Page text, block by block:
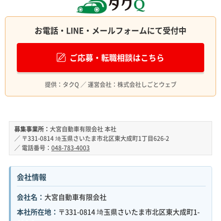
お電話・LINE・メールフォームにて受付中
ご応募・転職相談はこちら
提供：タクQ ／ 運営会社：株式会社しごとウェブ
募集事業所： 大宮自動車有限会社 本社
／ 〒331-0814 埼玉県さいたま市北区東大成町1丁目626-2
／ 電話番号： 048-783-4003
会社情報
会社名： 大宮自動車有限会社
本社所在地： 〒331-0814 埼玉県さいたま市北区東大成町1-